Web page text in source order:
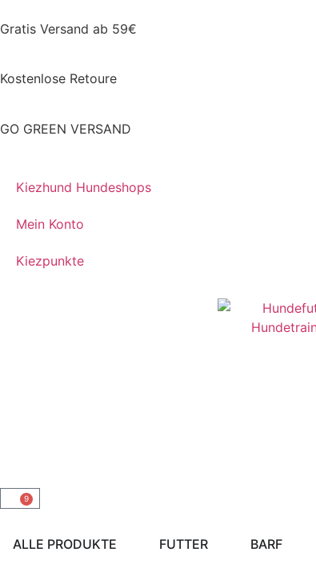
Gratis Versand ab 59€
Kostenlose Retoure
GO GREEN VERSAND
Kiezhund Hundeshops
Mein Konto
Kiezpunkte
9
ALLE PRODUKTE FUTTER BARF